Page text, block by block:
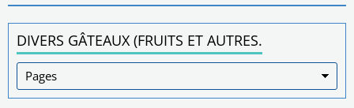
DIVERS GÂTEAUX (FRUITS ET AUTRES.